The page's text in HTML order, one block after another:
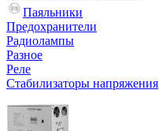
Паяльники
Предохранители
Радиолампы
Разное
Реле
Стабилизаторы напряжения